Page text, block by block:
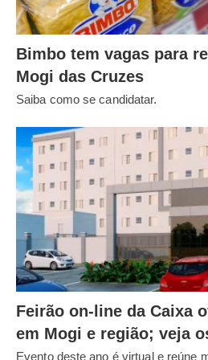
Bimbo tem vagas para
Mogi das Cruzes
Saiba como se candidatar.
Feirão on-line da Caixa
em Mogi e região; veja
Evento deste ano é virtual e reúne